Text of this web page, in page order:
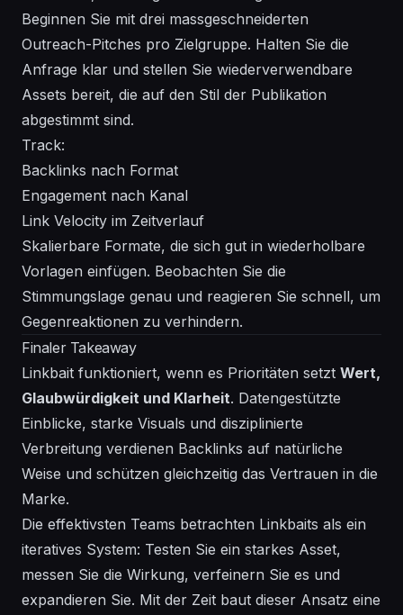
Beginnen Sie mit drei massgeschneiderten
Outreach-Pitches pro Zielgruppe. Halten Sie die
Anfrage klar und stellen Sie wiederverwendbare
Assets bereit, die auf den Stil der Publikation
abgestimmt sind.
Track:
Backlinks nach Format
Engagement nach Kanal
Link Velocity im Zeitverlauf
Skalierbare Formate, die sich gut in wiederholbare
Vorlagen einfügen. Beobachten Sie die
Stimmungslage genau und reagieren Sie schnell, um
Gegenreaktionen zu verhindern.
Finaler Takeaway
Linkbait funktioniert, wenn es Prioritäten setzt Wert,
Glaubwürdigkeit und Klarheit. Datengestützte
Einblicke, starke Visuals und disziplinierte
Verbreitung verdienen Backlinks auf natürliche
Weise und schützen gleichzeitig das Vertrauen in die
Marke.
Die effektivsten Teams betrachten Linkbaits als ein
iteratives System: Testen Sie ein starkes Asset,
messen Sie die Wirkung, verfeinern Sie es und
expandieren Sie. Mit der Zeit baut dieser Ansatz eine